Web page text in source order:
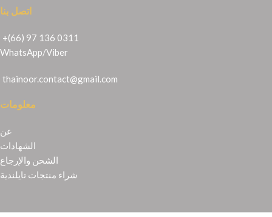
اتصل بنا
+(66) 97 136 0311
WhatsApp/Viber
thainoor.contact@gmail.com
معلومات
عن
الشهادات
الشحن والإرجاع
شراء منتجات تايلندية